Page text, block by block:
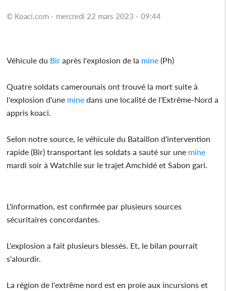
© Koaci.com - mercredi 22 mars 2023 - 09:44
Véhicule du Bir après l'explosion de la mine (Ph)
Quatre soldats camerounais ont trouvé la mort suite à
l'explosion d'une mine dans une localité de l'Extrême-Nord a
appris koaci.
Selon notre source, le véhicule du Bataillon d'intervention
rapide (Bir) transportant les soldats a sauté sur une mine
mardi soir à Watchile sur le trajet Amchidé et Sabon gari.
L'information, est confirmée par plusieurs sources
sécuritaires concordantes.
L'explosion a fait plusieurs blessés. Et, le bilan pourrait
s'alourdir.
La région de l'extrême nord est en proie aux incursions et